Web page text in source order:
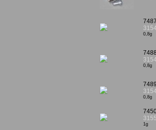
0,8g
0,8g
0,8g
1g